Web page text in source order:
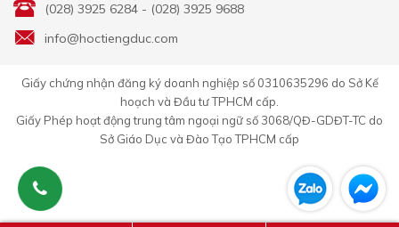
(028) 3925 6284 - (028) 3925 9688
info@hoctiengduc.com
Giấy chứng nhận đăng ký doanh nghiệp số 0310635296 do Sở Kế
hoạch và Đầu tư TPHCM cấp.
Giấy Phép hoạt động trung tâm ngoại ngữ số 3068/QĐ-GDĐT-TC do
Sở Giáo Dục và Đào Tạo TPHCM cấp